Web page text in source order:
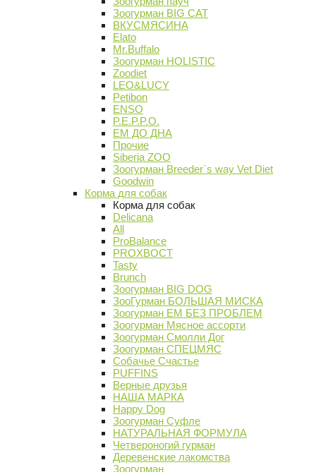
Зоогурман BIG CAT
ВКУСМЯСИНА
Elato
Mr.Buffalo
Зоогурман HOLISTIC
Zoodiet
LEO&LUCY
Petibon
ENSO
P.E.P.P.O.
ЕМ ДО ДНА
Прочие
Siberia ZOO
Зоогурман Breeder`s way Vet Diet
Goodwin
Корма для собак
Корма для собак
Delicana
All
ProBalance
PROХВОСТ
Tasty
Brunch
Зоогурман BIG DOG
ЗооГурман БОЛЬШАЯ МИСКА
Зоогурман ЕМ БЕЗ ПРОБЛЕМ
Зоогурман Мясное ассорти
Зоогурман Смолли Дог
Зоогурман СПЕЦМЯС
Собачье Счастье
PUFFINS
Верные друзья
НАША МАРКА
Happy Dog
Зоогурман Суфле
НАТУРАЛЬНАЯ ФОРМУЛА
Четвероногий гурман
Деревенские лакомства
Зоогурман